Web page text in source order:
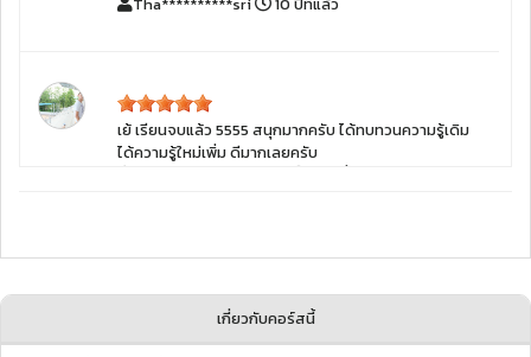
เย้ เรียนจบแล้ว 5555 สนุกมากครับ ได้ทบทวนความรู้เดิม
ได้ความรู้ใหม่เพิ่ม ดีมากเลยครับ
Ing********sky 10 ปีที่แล้ว
เกี่ยวกับคอร์สนี้